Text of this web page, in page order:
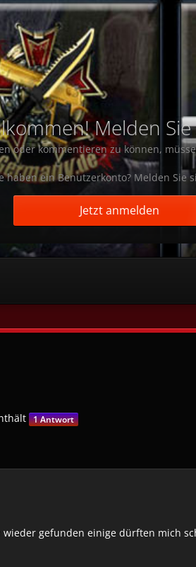
Melden
oder kommentieren zu können,
haben ein Benutzerkonto? Melden Sie
Jetzt anmelden
1 Antwort
gefunden einige dürften mich